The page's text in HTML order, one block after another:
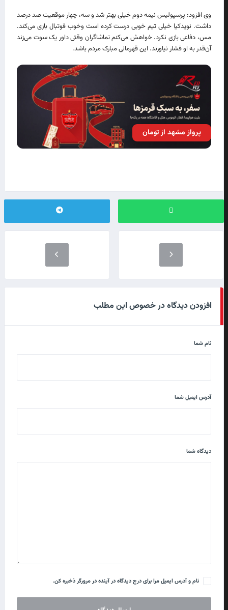
وی افزود: پرسپولیس نیمه دوم خیلی بهتر شد و سه، چهار موقعیت صد درصد
داشت. نویدکیا خیلی تیم خوبی درست کرده است وخوب فوتبال بازی می‌کند.
مس، دفاعی بازی نکرد. خواهش می‌کنم تماشاگران وقتی داور یک سوت می‌زند
آن‌قدر به او فشار نیاورند. این قهرمانی مبارک مردم باشد.
پرواز مشهد از تومان
افزودن دیدگاه در خصوص این مطلب
نام شما
آدرس ایمیل شما
دیدگاه شما
نام و آدرس ایمیل مرا برای درج دیدگاه در آینده در مرورگر ذخیره کن.